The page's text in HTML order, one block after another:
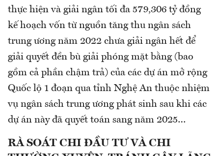
thực hiện và giải ngân tối đa 579,306 tỷ đồng
kế hoạch vốn từ nguồn tăng thu ngân sách
trung ương năm 2022 chưa giải ngân hết để
giải quyết đền bù giải phóng mặt bằng (bao
gồm cả phần chậm trả) của các dự án mở rộng
Quốc lộ 1 đoạn qua tỉnh Nghệ An thuộc nhiệm
vụ ngân sách trung ương phát sinh sau khi các
dự án này đã quyết toán sang năm 2025…
RÀ SOÁT CHI ĐẦU TƯ VÀ CHI